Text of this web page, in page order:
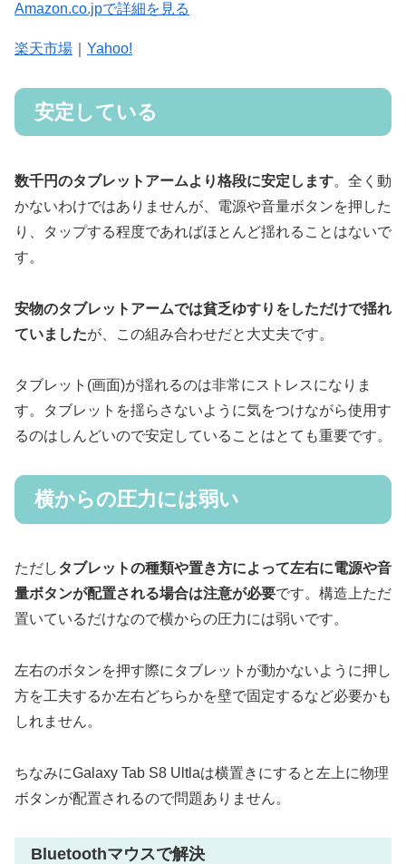
Amazon.co.jpで詳細を見る
楽天市場 Yahoo!
安定している
数千円のタブレットアームより格段に安定します。全く動
かないわけではありませんが、電源や音量ボタンを押した
り、タップする程度であればほとんど揺れることはないで
す。
安物のタブレットアームでは貧乏ゆすりをしただけで揺れ
ていましたが、この組み合わせだと大丈夫です。
タブレット(画面)が揺れるのは非常にストレスになりま
す。タブレットを揺らさないように気をつけながら使用す
るのはしんどいので安定していることはとても重要です。
横からの圧力には弱い
ただしタブレットの種類や置き方によって左右に電源や音
量ボタンが配置される場合は注意が必要です。構造上ただ
置いているだけなので横からの圧力には弱いです。
左右のボタンを押す際にタブレットが動かないように押し
方を工夫するか左右どちらかを壁で固定するなど必要かも
しれません。
ちなみにGalaxy Tab S8 Ultlaは横置きにすると左上に物理
ボタンが配置されるので問題ありません。
Bluetoothマウスで解決